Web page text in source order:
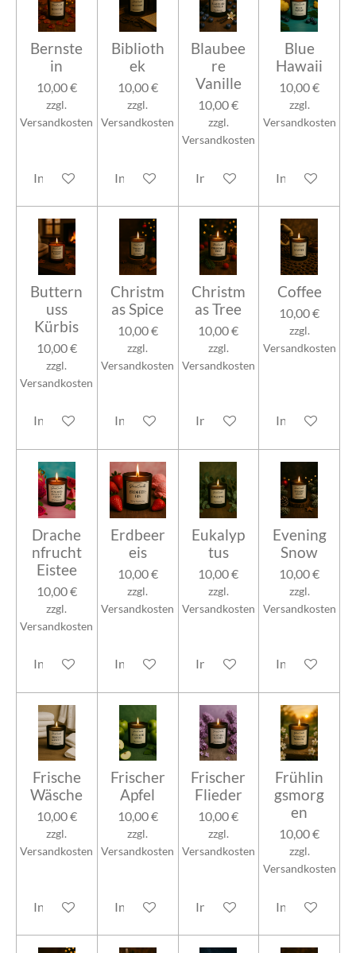
Bernste
in
10,00 €
zzgl.
Versandkosten
In den Warenkorb
Biblioth
ek
10,00 €
zzgl.
Versandkosten
In den Warenkorb
Blaubee
re
Vanille
10,00 €
zzgl.
Versandkosten
In den Warenkorb
Blue
Hawaii
10,00 €
zzgl.
Versandkosten
In den
Buttern
uss
Kürbis
10,00 €
zzgl.
Versandkosten
In den Warenkorb
Christm
as Spice
10,00 €
zzgl.
Versandkosten
In den Warenkorb
Christm
as Tree
10,00 €
zzgl.
Versandkosten
In den Warenkorb
Coffee
10,00 €
zzgl.
Versandkosten
In den
Drache
nfrucht
Eistee
10,00 €
zzgl.
Versandkosten
In den Warenkorb
Erdbeer
eis
10,00 €
zzgl.
Versandkosten
In den Warenkorb
Eukalyp
tus
10,00 €
zzgl.
Versandkosten
In den Warenkorb
Evening
Snow
10,00 €
zzgl.
Versandkosten
In den
Frische
Wäsche
10,00 €
zzgl.
Versandkosten
In den Warenkorb
Frischer
Apfel
10,00 €
zzgl.
Versandkosten
In den Warenkorb
Frischer
Flieder
10,00 €
zzgl.
Versandkosten
In den Warenkorb
Frühlin
gsmorg
en
10,00 €
zzgl.
Versandkosten
In den